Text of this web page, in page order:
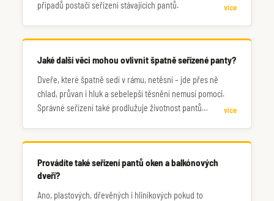
případů postačí seřízení stávajících pantů.
více
Jaké další věci mohou ovlivnit špatně seřízené panty?
Dveře, které špatně sedí v rámu, netěsní – jde přes ně
chlad, průvan i hluk a sebelepší těsnění nemusí pomoci.
Správné seřízení také prodlužuje životnost pantů
protikusem.
více
Provádíte také seřízení pantů oken a balkónových
dveří?
Ano, plastových, dřevěných i hliníkových pokud to